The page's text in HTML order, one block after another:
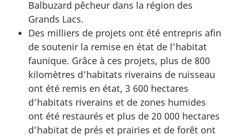
Balbuzard pêcheur dans la région des
Grands Lacs.
Des milliers de projets ont été entrepris afin
de soutenir la remise en état de l’habitat
faunique. Grâce à ces projets, plus de 800
kilomètres d’habitats riverains de ruisseau
ont été remis en état, 3 600 hectares
d’habitats riverains et de zones humides
ont été restaurés et plus de 20 000 hectares
d’habitat de prés et prairies et de forêt ont